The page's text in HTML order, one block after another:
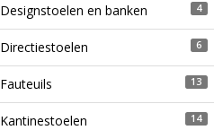
Designstoelen en banken 4
Directiestoelen 6
Fauteuils 13
Kantinestoelen 14